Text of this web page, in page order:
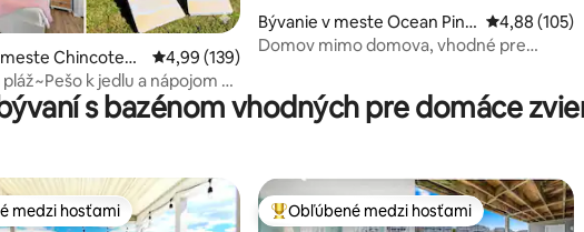
z 5, počet hodnotení: 194
Chincoteag
Priemerné ohodnotenie 4,99 z 5, počet hodnotení: 139
4,99 (139)
k jedlu a nápojom +
Bývanie v meste Ocean Pine
s
Priemerné
4,88 (105)
Domov mimo domova, vhodné pre
s bazénom vhodných pre domáce
medzi hosťami
medzi hosťami Najobľúbenejšie medzi hosťami
Obľúbené medzi hosťami